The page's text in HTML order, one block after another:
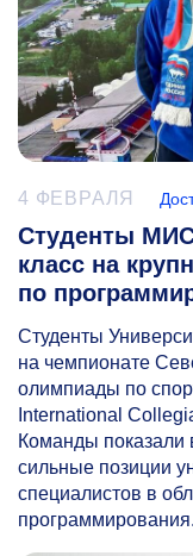
4 ФЕВРАЛЯ
Студенты
класс на
по
Студенты
на чемпионате
олимпиады по
International
Команды показали
сильные позиции
специалистов в
программирования.